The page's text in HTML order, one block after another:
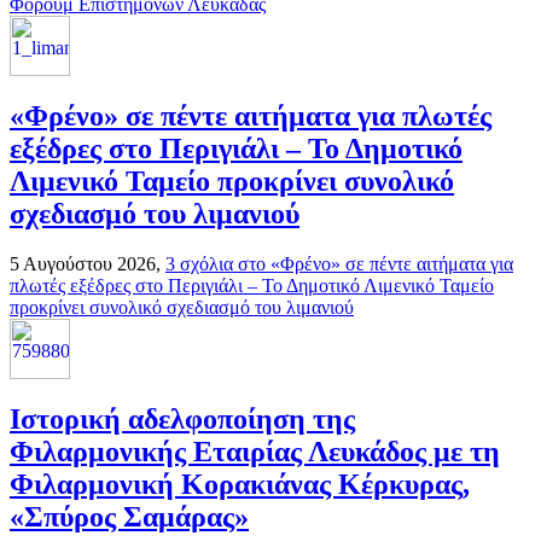
«Φρένο» σε πέντε αιτήματα για πλωτές
εξέδρες στο Περιγιάλι – Το Δημοτικό
Λιμενικό Ταμείο προκρίνει συνολικό
σχεδιασμό του λιμανιού
5 Αυγούστου 2026, 3 σχόλια στο «Φρένο» σε πέντε αιτήματα για
πλωτές εξέδρες στο Περιγιάλι – Το Δημοτικό Λιμενικό Ταμείο
προκρίνει συνολικό σχεδιασμό του λιμανιού
Ιστορική αδελφοποίηση της
Φιλαρμονικής Εταιρίας Λευκάδος με τη
Φιλαρμονική Κορακιάνας Κέρκυρας,
«Σπύρος Σαμάρας»